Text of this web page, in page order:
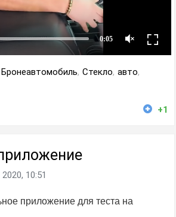
Бронеавтомобиль, Стекло, авто,
+1
10:51
приложение для теста на